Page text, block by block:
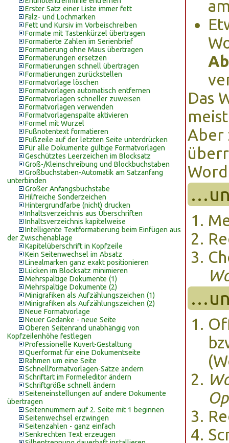
Erster Satz einer Liste immer fett
Falz- und Lochmarken
Fett und Kursiv im Vorbeischreiben
Formate mit Tastenkürzel übertragen
Formatierte Zahlen im Serienbrief
Formatierung ohne Maus übertragen
Formatierungen ersetzen
Formatierungen schnell übertragen
Formatierungen zurückstellen
Formatvorlage löschen
Formatvorlagen automatisch entfernen
Formatvorlagen schneller zuweisen
Formatvorlagen verwenden
Formatvorlagenspalte aktivieren
Formel mit Wurzel
Fußnotentext formatieren
Fußzeile auf der letzten Seite unterdrücken
Für alle Dokumente gültige Formatvorlagen
Geschütztes Leerzeichen im Blocksatz
Groß-/Kleinschreibung und Blockbuchstaben
Großbuchstaben-Automatik am Satzanfang
unterbinden
Großer Anfangsbuchstabe
Hilfreiche Sonderzeichen
Hintergrundfarbe (nicht) drucken
Inhaltsverzeichnis aus Überschriften
Inhaltsverzeichnis kapitelweise
Intelligente Textformatierung beim Einfügen aus
der Zwischenablage
Kapitelüberschrift in Kopfzeile
Kein Seitenwechsel im Absatz
Linealmarken ganz exakt positionieren
Lücken im Blocksatz minimieren
Mehrspaltige Dokumente (1)
Mehrspaltige Dokumente (2)
Minigrafiken als Aufzählungszeichen (1)
Minigrafiken als Aufzählungszeichen (2)
Neue Formatvorlage
Neuer Gedanke - neue Seite
Oberen Seitenrand unabhängig von
Kopfzeilenhöhe festlegen
Professionelle Kuvert-Gestaltung
Querformat für eine Dokumentseite
Rahmen um eine Seite
Schnellformatvorlagen-Sätze ändern
Schriftart im Formeleditor ändern
Schriftgröße schnell ändern
Seiteneinstellungen auf andere Dokumente
übertragen
Seitennummern auf 2. Seite mit 1 beginnen
Seitenwechsel erzwingen
Seitenzahlen - ganz einfach
Senkrechten Text erzeugen
Das
Aber